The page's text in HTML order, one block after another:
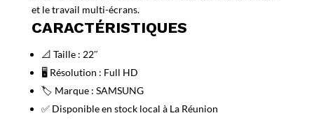
et le travail multi-écrans.
CARACTÉRISTIQUES
📐 Taille : 22″
🖥️ Résolution : Full HD
🏷️ Marque : SAMSUNG
✅ Disponible en stock local à La Réunion